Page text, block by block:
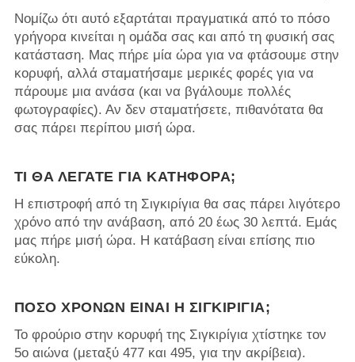
Νομίζω ότι αυτό εξαρτάται πραγματικά από το πόσο
γρήγορα κινείται η ομάδα σας και από τη φυσική σας
κατάσταση. Μας πήρε μία ώρα για να φτάσουμε στην
κορυφή, αλλά σταματήσαμε μερικές φορές για να
πάρουμε μια ανάσα (και να βγάλουμε πολλές
φωτογραφίες). Αν δεν σταματήσετε, πιθανότατα θα
σας πάρει περίπου μισή ώρα.
ΤΙ ΘΑ ΛΈΓΑΤΕ ΓΙΑ ΚΑΤΗΦΌΡΑ;
Η επιστροφή από τη Σιγκιρίγια θα σας πάρει λιγότερο
χρόνο από την ανάβαση, από 20 έως 30 λεπτά. Εμάς
μας πήρε μισή ώρα. Η κατάβαση είναι επίσης πιο
εύκολη.
ΠΌΣΟ ΧΡΟΝΏΝ ΕΊΝΑΙ Η ΣΙΓΚΙΡΊΓΙΑ;
Το φρούριο στην κορυφή της Σιγκιρίγια χτίστηκε τον
5ο αιώνα (μεταξύ 477 και 495, για την ακρίβεια).